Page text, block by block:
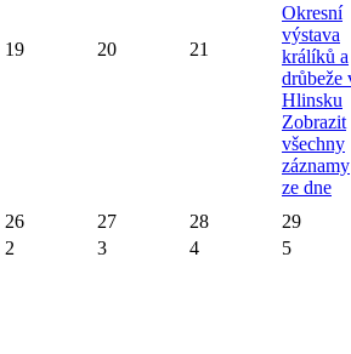
19 20 21
Okresní
výstava
králíků a
drůbeže
Hlinsku
Zobrazit
všechny
záznamy
ze dne
26 27 28
29
2 3 4 5